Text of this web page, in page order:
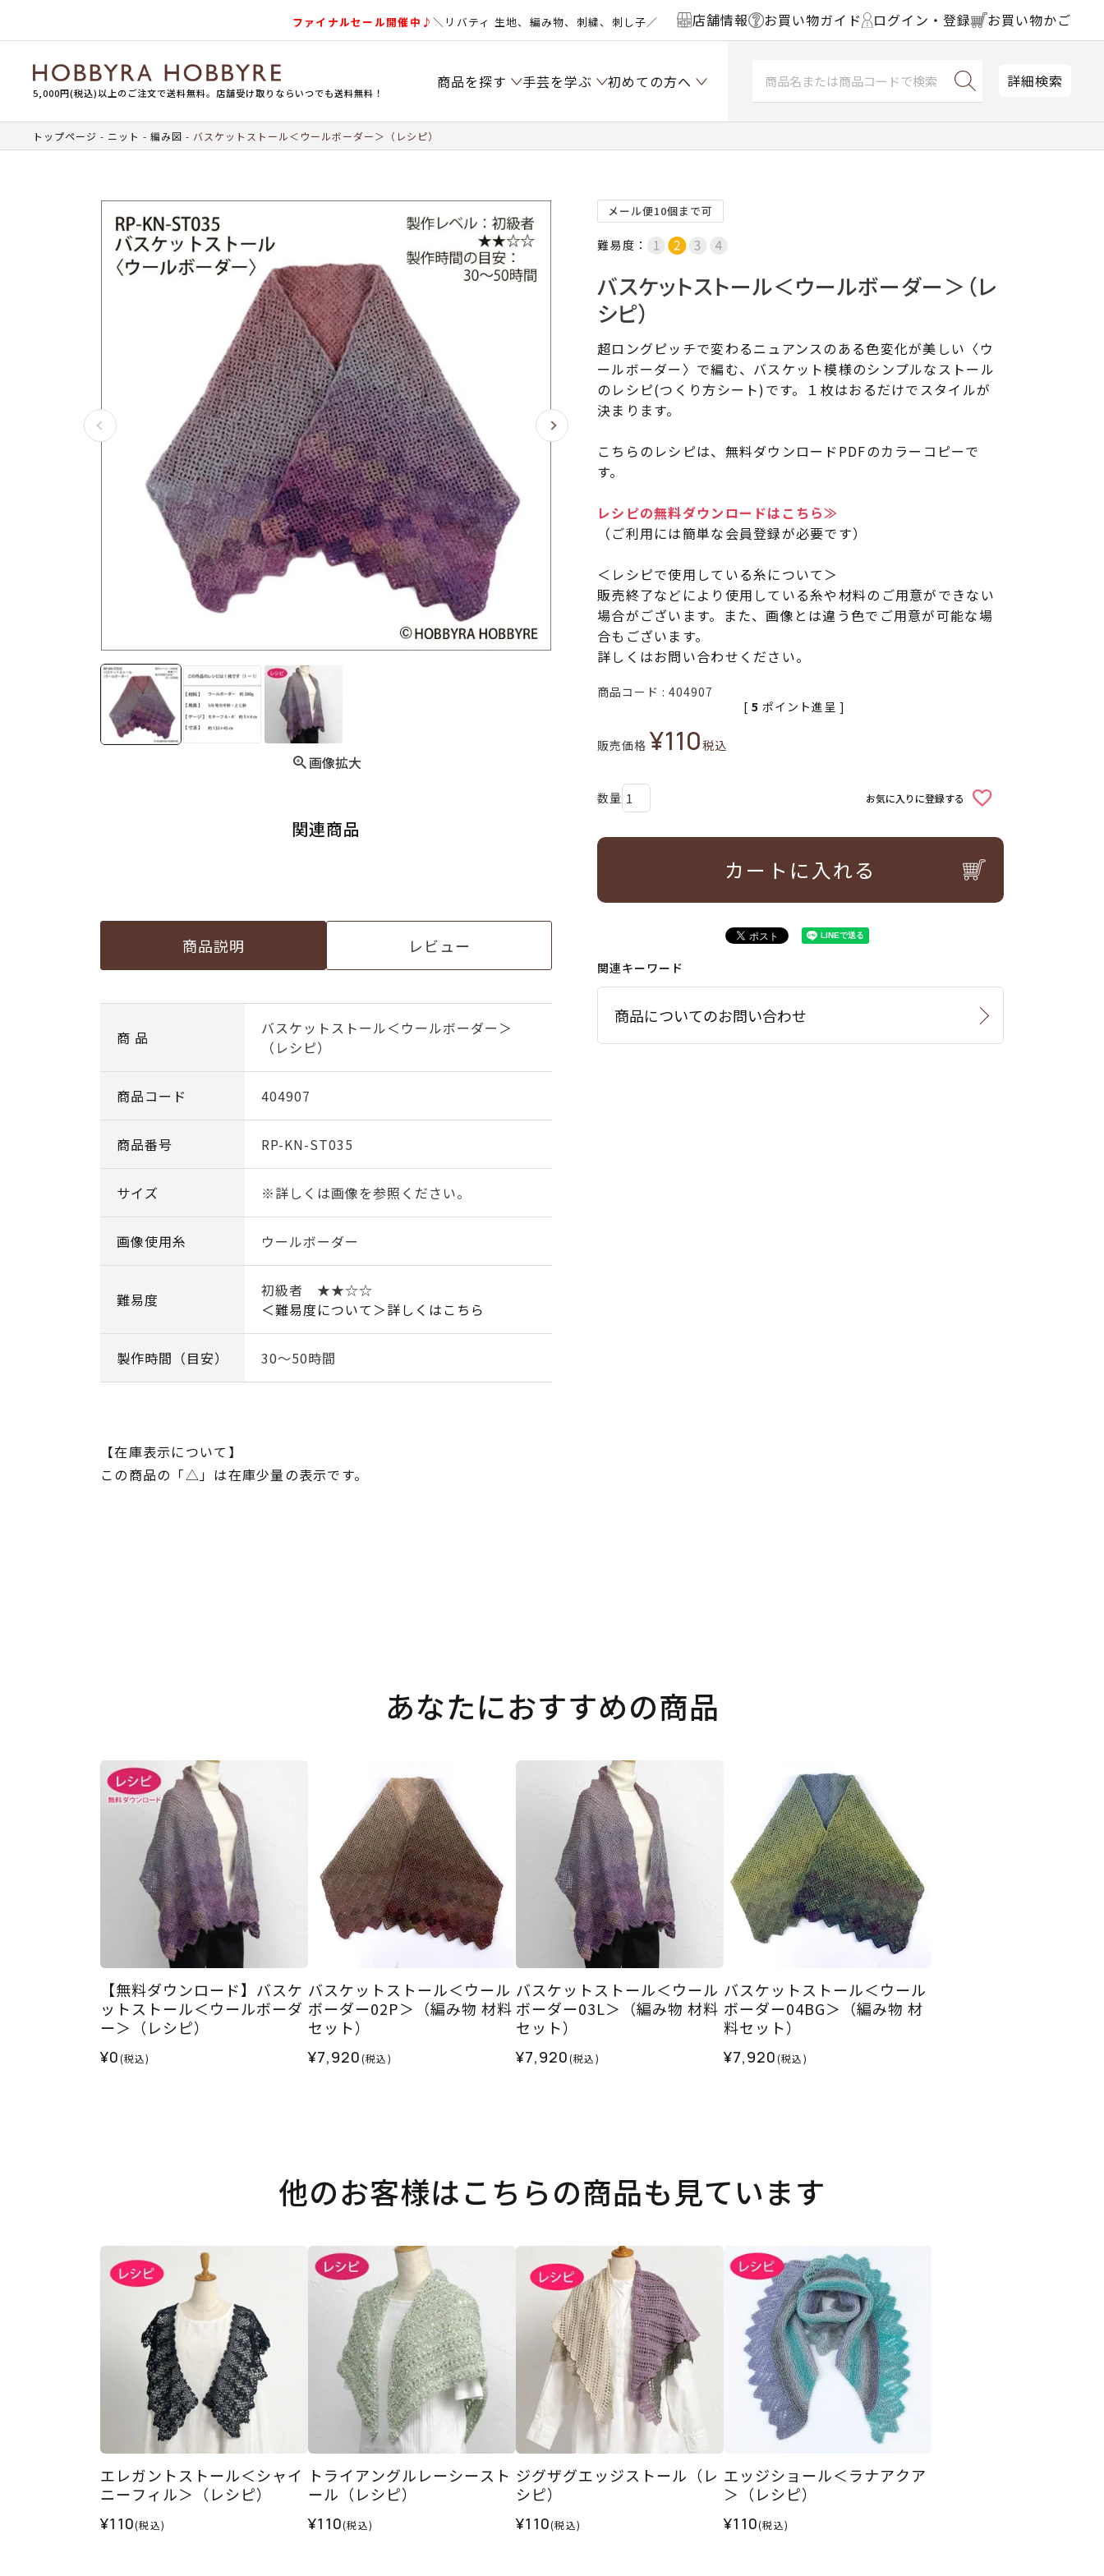
ファイナルセール開催中♪＼リバティ 生地、編み物、刺繍、刺し子／ 店舗情報 お買い物ガイド ログイン・登録 お買い物かご
5,000円(税込)以上のご注文で送料無料。店舗受け取りならいつでも送料無料！
商品を探す 手芸を学ぶ 初めての方へ 詳細検索
トップページ ニット 編み図 バスケットストール＜ウールボーダー＞（レシピ）
画像拡大
関連商品
商品説明 レビュー
商 品
バスケットストール＜ウールボーダー＞
（レシピ）
商品コード 404907
商品番号 RP-KN-ST035
サイズ ※詳しくは画像を参照ください。
画像使用糸 ウールボーダー
難易度
初級者 ★★☆☆
＜難易度について＞詳しくはこちら
製作時間（目安） 30～50時間
【在庫表示について】
この商品の「△」は在庫少量の表示です。
メール便10個まで可
難易度：
バスケットストール＜ウールボーダー＞（レ
シピ）
超ロングピッチで変わるニュアンスのある色変化が美しい〈ウ
ールボーダー〉で編む、バスケット模様のシンプルなストール
のレシピ(つくり方シート)です。１枚はおるだけでスタイルが
決まります。
こちらのレシピは、無料ダウンロードPDFのカラーコピーで
す。
レシピの無料ダウンロードはこちら≫
（ご利用には簡単な会員登録が必要です）
＜レシピで使用している糸について＞
販売終了などにより使用している糸や材料のご用意ができない
場合がございます。また、画像とは違う色でご用意が可能な場
合もございます。
詳しくはお問い合わせください。
商品コード 404907
販売価格 ¥110税込
[ 5 ポイント進呈 ]
お気に入りに登録する
カートに入れる
関連キーワード
商品についてのお問い合わせ
あなたにおすすめの商品
【無料ダウンロード】バスケ
ットストール＜ウールボーダ
ー＞（レシピ）
¥0(税込)
バスケットストール＜ウール
ボーダー02P＞（編み物 材料
セット）
¥7,920(税込)
バスケットストール＜ウール
ボーダー03L＞（編み物 材料
セット）
¥7,920(税込)
バスケットストール＜ウール
ボーダー04BG＞（編み物 材
料セット）
¥7,920(税込)
他のお客様はこちらの商品も見ています
エレガントストール＜シャイ
ニーフィル＞（レシピ）
¥110(税込)
トライアングルレーシースト
ール（レシピ）
¥110(税込)
ジグザグエッジストール（レ
シピ）
¥110(税込)
エッジショール＜ラナアクア
＞（レシピ）
¥110(税込)